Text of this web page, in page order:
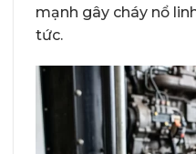
mạnh gây cháy nổ
tức.